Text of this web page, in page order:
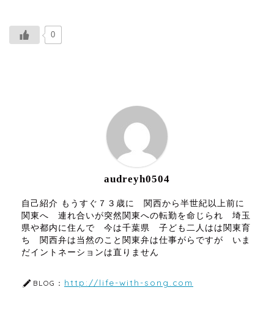
0
audreyh0504
自己紹介 もうすぐ７３歳に 関西から半世紀以上前に
関東へ 連れ合いが突然関東への転勤を命じられ 埼玉
県や都内に住んで 今は千葉県 子ども二人はは関東育
ち 関西弁は当然のこと関東弁は仕事がらですが いま
だイントネーションは直りません
BLOG： http://life-with-song.com